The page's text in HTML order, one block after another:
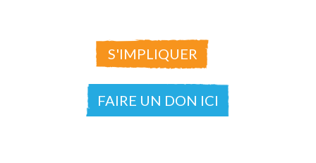
S'IMPLIQUER
FAIRE UN DON ICI